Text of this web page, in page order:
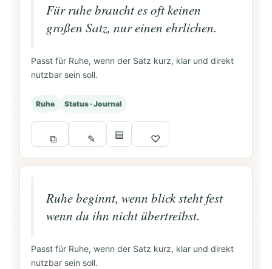
Für ruhe braucht es oft keinen
großen Satz, nur einen ehrlichen.
Passt für Ruhe, wenn der Satz kurz, klar und direkt
nutzbar sein soll.
Ruhe Status · Journal
⧉ ✎ ▤ ♡
Ruhe beginnt, wenn blick steht fest
wenn du ihn nicht übertreibst.
Passt für Ruhe, wenn der Satz kurz, klar und direkt
nutzbar sein soll.